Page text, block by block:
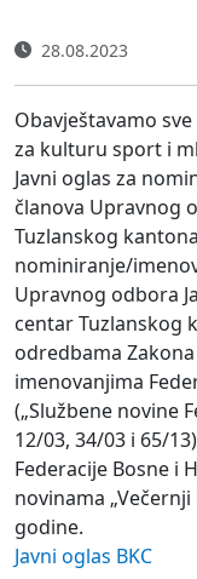
28.08.2023
Obavještavamo
za kulturu sport i
Javni oglas za
članova Upravnog
Tuzlanskog
nominiranje/
Upravnog odbora
centar Tuzlanskog
odredbama
imenovanjima
(„Službene novine
12/03, 34/03 i 65/
Federacije Bosne i
novinama
godine.
Javni oglas BKC